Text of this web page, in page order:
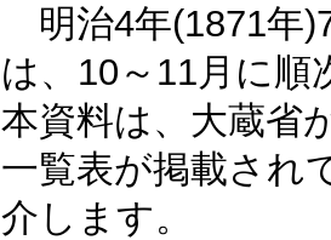
明治4年(1871年
は、10～11月に順
本資料は、大蔵省
一覧表が掲載され
介します。